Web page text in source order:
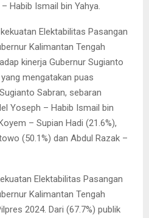
Habib Ismail bin Yahya.
Elektabilitas Pasangan
Kalimantan Tengah
kinerja Gubernur Sugianto
mengatakan puas
Sabran, sebaran
Yoseph – Habib Ismail bin
– Supian Hadi (21.6%),
(50.1%) dan Abdul Razak –
Elektabilitas Pasangan
Kalimantan Tengah
2024. Dari (67.7%) publik